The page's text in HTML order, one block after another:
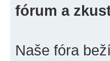
fórum a
Naše fóra